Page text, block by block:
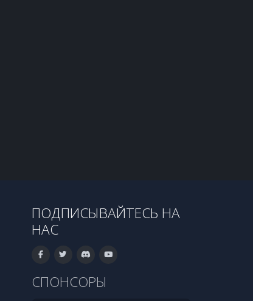
ПОДПИСЫВАЙТЕСЬ НА
НАС
СПОНСОРЫ